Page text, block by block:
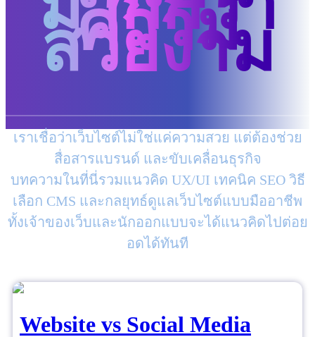
ความ
สวยงาม
เราเชื่อว่าเว็บไซต์ไม่ใช่แค่ความสวย แต่ต้องช่วย
สื่อสารแบรนด์ และขับเคลื่อนธุรกิจ
บทความในที่นี่รวมแนวคิด UX/UI เทคนิค SEO วิธี
เลือก CMS และกลยุทธ์ดูแลเว็บไซต์แบบมืออาชีพ
ทั้งเจ้าของเว็บและนักออกแบบจะได้แนวคิดไปต่อย
อดได้ทันที
Website vs Social Media